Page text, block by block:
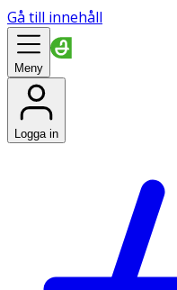
Gå till innehåll
Meny
Logga in